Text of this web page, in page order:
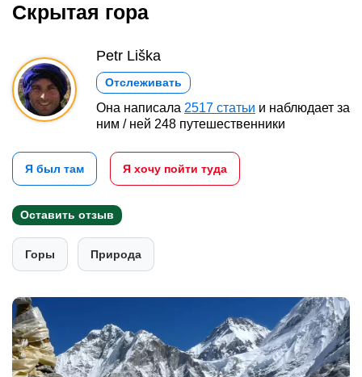
Скрытая гора
Petr Liška
Отслеживать
Она написала 2517 статьи и наблюдает за
ним / ней 248 путешественники
Я был там Я хочу пойти туда
Оставить отзыв
Горы Природа